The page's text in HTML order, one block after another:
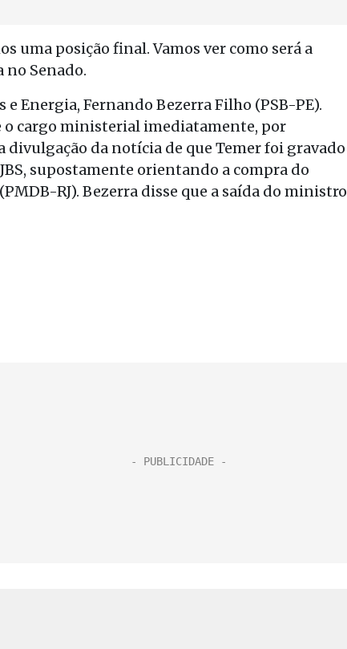
uma posição final. Vamos ver como será a
no Senado.
Energia, Fernando Bezerra Filho (PSB-PE).
o cargo ministerial imediatamente, por
divulgação da notícia de que Temer foi gravado
supostamente orientando a compra do
RJ). Bezerra disse que a saída do ministro